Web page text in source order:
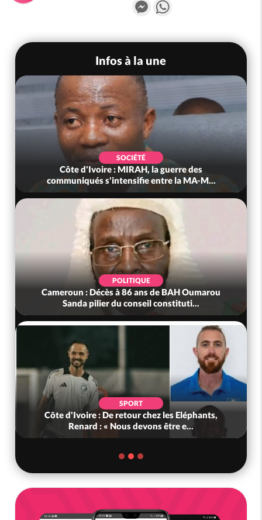
Infos à la une
SOCIÉTÉ
Côte d'Ivoire : MIRAH, la guerre des
communiqués s'intensifie entre la MA-M...
POLITIQUE
Cameroun : Décès à 86 ans de BAH Oumarou
Sanda pilier du conseil constituti...
SPORT
Côte d'Ivoire : De retour chez les Eléphants,
Renard : « Nous devons être e...